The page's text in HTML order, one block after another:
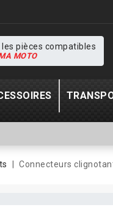
les pièces compatibles
MOTO
Connecteurs